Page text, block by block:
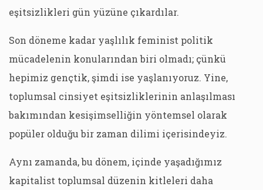
eşitsizlikleri gün yüzüne çıkardılar.
Son döneme kadar yaşlılık feminist politik
mücadelenin konularından biri olmadı; çünkü
hepimiz gençtik, şimdi ise yaşlanıyoruz. Yine,
toplumsal cinsiyet eşitsizliklerinin anlaşılması
bakımından kesişimselliğin yöntemsel olarak
popüler olduğu bir zaman dilimi içerisindeyiz.
Aynı zamanda, bu dönem, içinde yaşadığımız
kapitalist toplumsal düzenin kitleleri daha